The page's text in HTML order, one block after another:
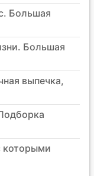
Большая
Большая
выпечка,
которыми